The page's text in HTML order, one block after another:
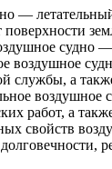
—
судно
воздушное
службы, а
воздушное
работ, а
свойств
долговечности,